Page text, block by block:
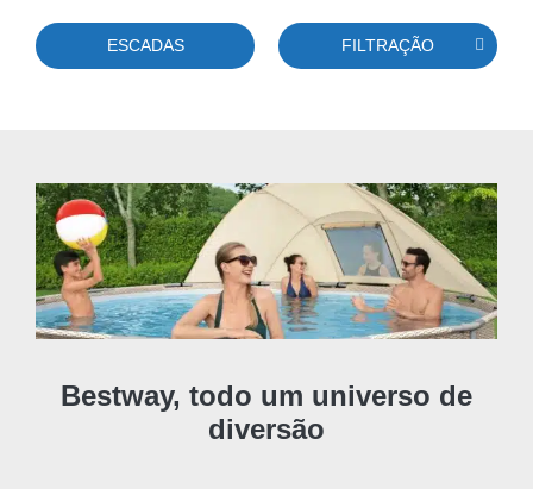
ESCADAS FILTRAÇÃO
Bestway, todo um universo de
diversão